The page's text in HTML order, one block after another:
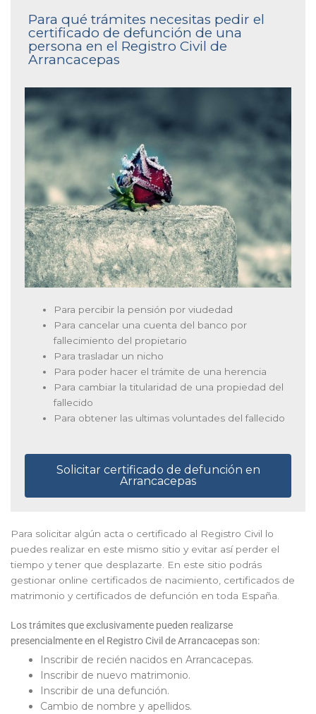
Para qué trámites necesitas pedir el
certificado de defunción de una
persona en el Registro Civil de
Arrancacepas
Para percibir la pensión por viudedad
Para cancelar una cuenta del banco por
fallecimiento del propietario
Para trasladar un nicho
Para poder hacer el trámite de una herencia
Para cambiar la titularidad de una propiedad del
fallecido
Para obtener las ultimas voluntades del fallecido
Solicitar certificado de defunción en
Arrancacepas
Para solicitar algún acta o certificado al Registro Civil lo
puedes realizar en este mismo sitio y evitar así perder el
tiempo y tener que desplazarte. En este sitio podrás
gestionar online certificados de nacimiento, certificados de
matrimonio y certificados de defunción en toda España.
Los trámites que exclusivamente pueden realizarse
presencialmente en el Registro Civil de Arrancacepas son:
Inscribir de recién nacidos en Arrancacepas.
Inscribir de nuevo matrimonio.
Inscribir de una defunción.
Cambio de nombre y apellidos.